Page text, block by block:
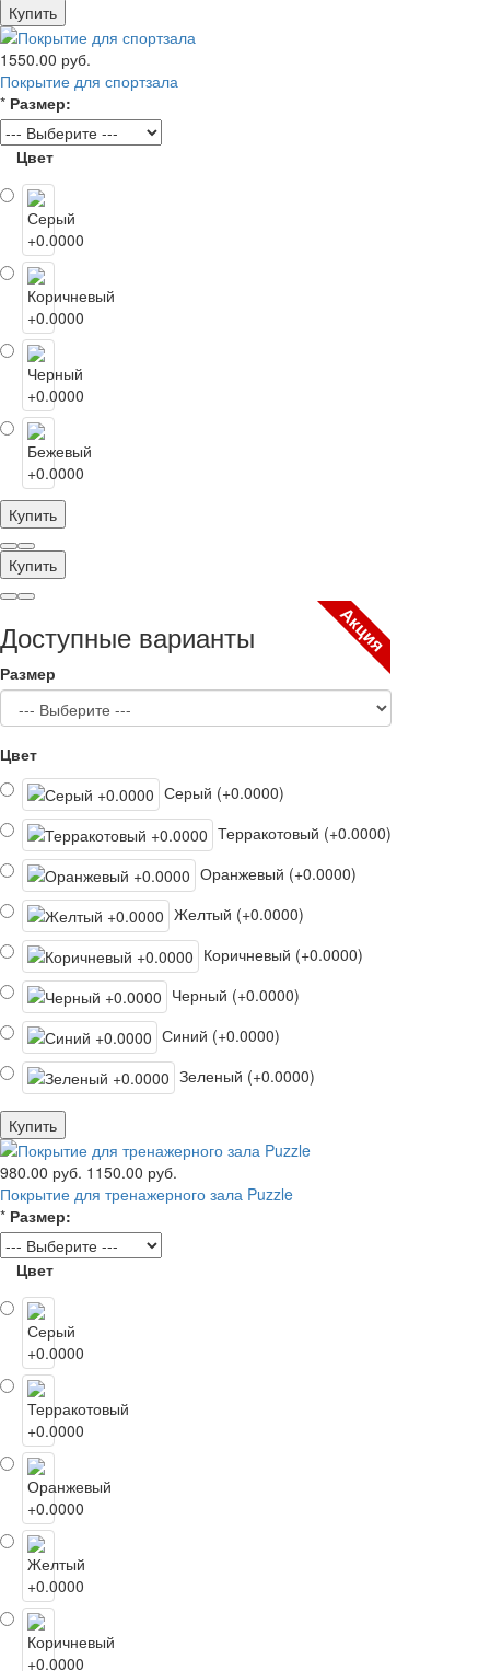
Купить
1550.00 руб.
Покрытие для спортзала
* Размер:
Цвет
Купить
Купить
Доступные варианты
Размер
Цвет
Серый (+0.0000)
Терракотовый (+0.0000)
Оранжевый (+0.0000)
Желтый (+0.0000)
Коричневый (+0.0000)
Черный (+0.0000)
Синий (+0.0000)
Зеленый (+0.0000)
Купить
Акция
980.00 руб. 1150.00 руб.
Покрытие для тренажерного зала Puzzle
* Размер:
Цвет